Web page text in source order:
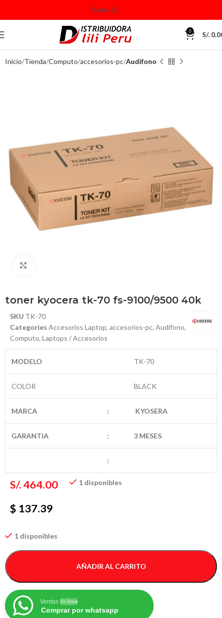
0 S/.
Inicio Tienda Computo accesorios-pc Audifono
toner kyocera tk-70 fs-9100/9500 40k
SKU TK-70
Categories Accesorios Laptop, accesorios-pc, Audifono,
Computo, Laptops / Accesorios
MODELO TK-70
COLOR BLACK
MARCA : KYOSERA
GARANTIA : 3 MESES
:
S/.464.00
$ 137.39
1 disponibles
1 disponibles
AÑADIR AL CARRITO
Ventas En línea
Comprar por whatsapp